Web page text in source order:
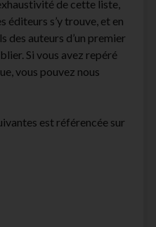
de cette liste,
éditeurs s’y trouve, et en
des auteurs d’un premier
Si vous avez repéré
vous pouvez nous
est référencée sur